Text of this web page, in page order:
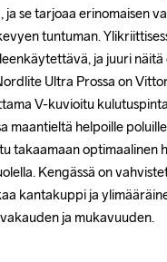
se tarjoaa erinomaisen
tuntuman.
ja juuri näitä
Ultra Prossa on
V-kuvioitu
maantieltä helpoille
takaamaan optimaalinen
Kengässä on
kantakuppi ja
ja mukavuuden.
se tarjoaa erinomaisen
tuntuman.
ja juuri näitä
Ultra Prossa on
V-kuvioitu
maantieltä helpoille
takaamaan optimaalinen
Kengässä on
kantakuppi ja
ja mukavuuden.